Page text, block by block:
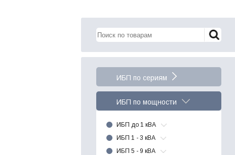
ИБП по сериям
ИБП по мощности
ИБП до 1 кВА
ИБП 1 - 3 кВА
ИБП 5 - 9 кВА